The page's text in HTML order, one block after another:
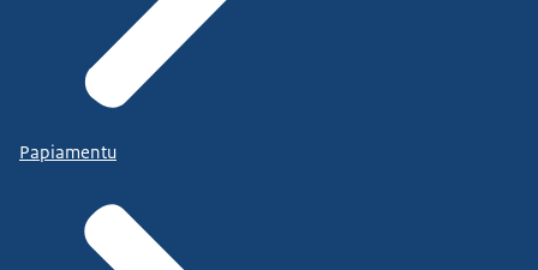
Papiamentu